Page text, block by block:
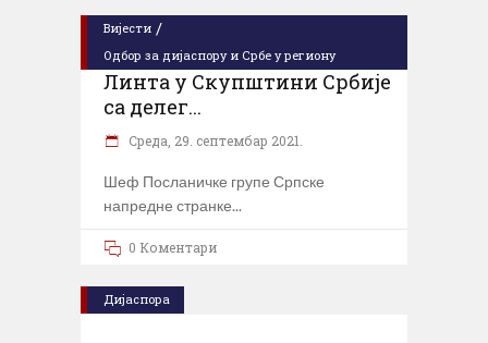
Вијести /
Одбор за дијаспору и Србе у региону
Линта у Скупштини Србије
са делег...
Cреда, 29. септембар 2021.
Шеф Посланичке групе Српске
напредне странке
0 Коментари
Дијаспора